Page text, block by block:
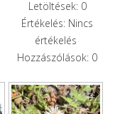
Letöltések: 0
Értékelés: Nincs
értékelés
Hozzászólások: 0